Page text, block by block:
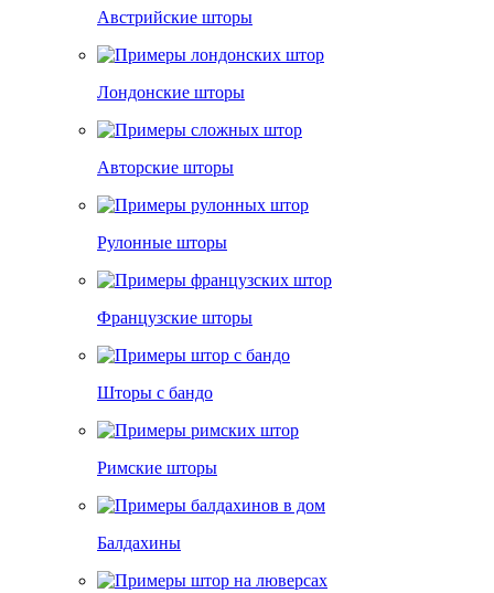
Австрийские шторы
Лондонские шторы
Авторские шторы
Рулонные шторы
Французские шторы
Шторы с бандо
Римские шторы
Балдахины